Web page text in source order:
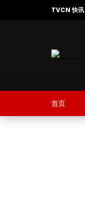
TVCN 快讯
首页